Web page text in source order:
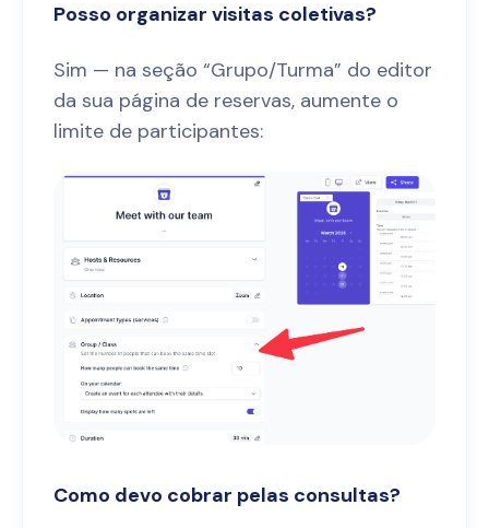
Posso organizar visitas coletivas?
Sim — na seção “Grupo/Turma” do editor
da sua página de reservas, aumente o
limite de participantes:
Como devo cobrar pelas consultas?